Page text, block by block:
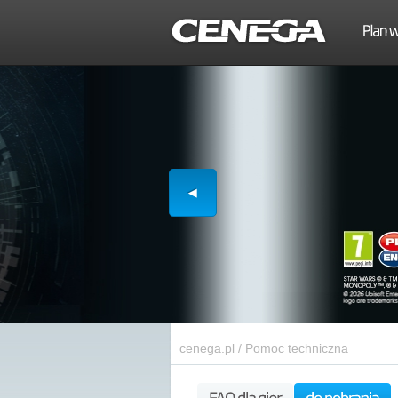
cenega.pl / Pomoc techniczna